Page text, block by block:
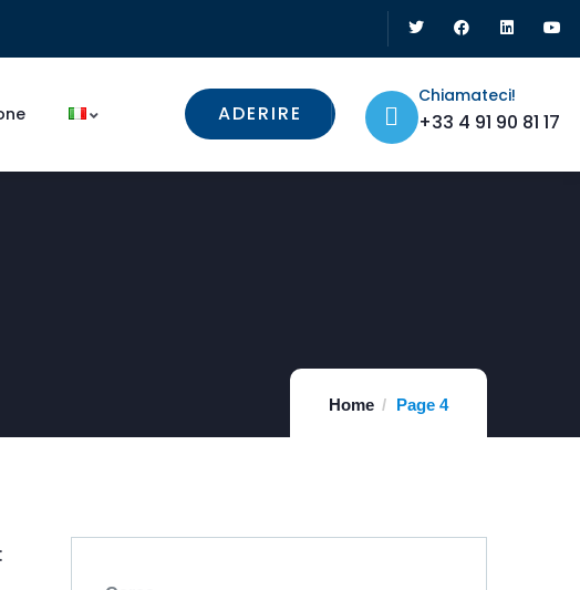
ADERIRE
Chiamateci!
+33 4 91 90 81 17
Home Page 4